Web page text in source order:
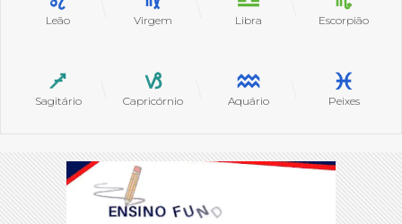
Leão Virgem Libra Escorpião
Sagitário Capricórnio Aquário Peixes